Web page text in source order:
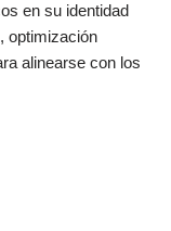
en su identidad
optimización
alinearse con los